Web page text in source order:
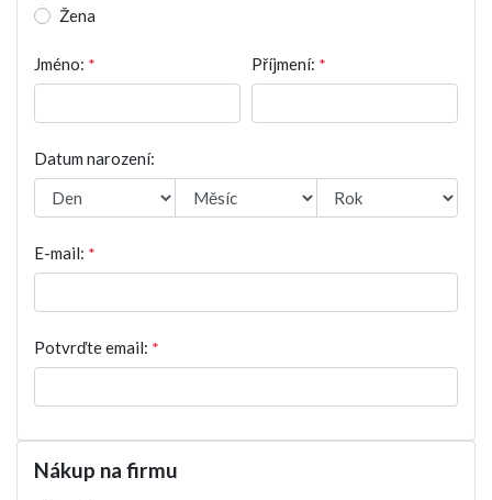
Žena
Jméno: * Příjmení: *
Datum narození:
E-mail: *
Potvrďte email: *
Nákup na firmu